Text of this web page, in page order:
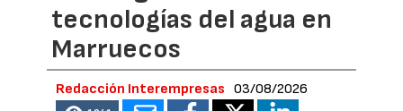
tecnologías del agua en
Marruecos
Redacción Interempresas 03/08/2026